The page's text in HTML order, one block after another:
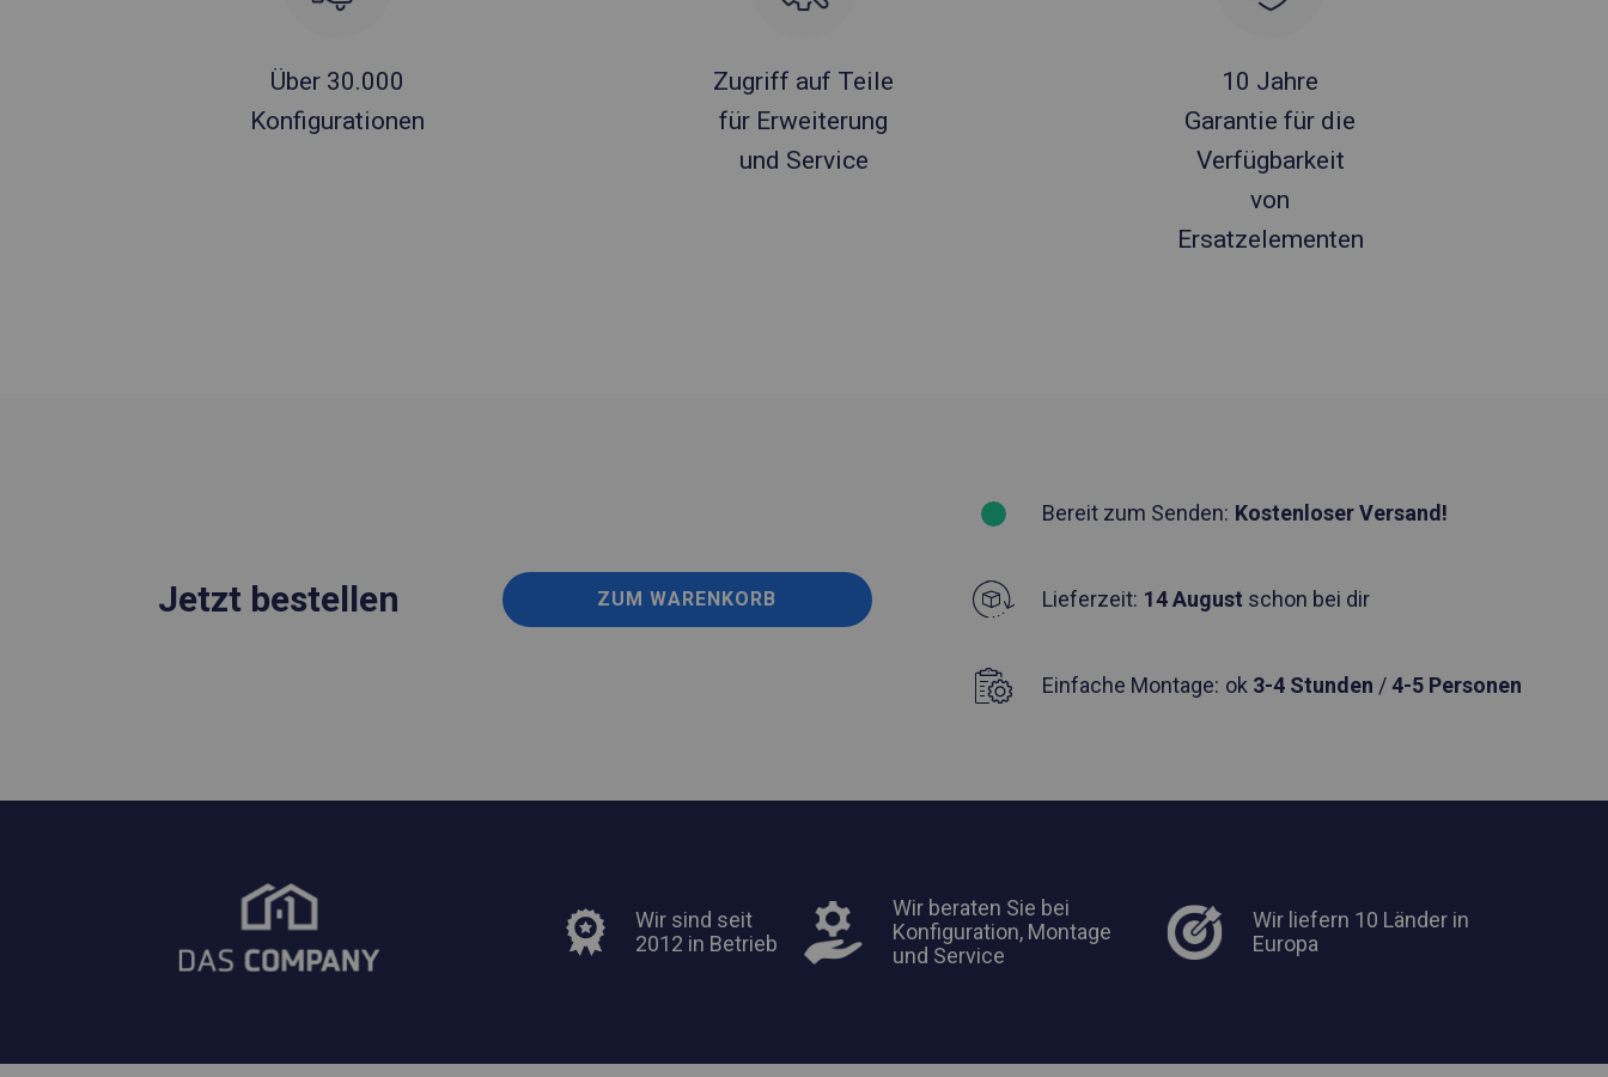
Über 30.000
Konfigurationen
Zugriff auf Teile
für Erweiterung
und Service
10 Jahre
Garantie für die
Verfügbarkeit
von
Ersatzelementen
Jetzt bestellen ZUM WARENKORB
Bereit zum Senden: Kostenloser Versand!
Lieferzeit: 14 August schon bei dir
Einfache Montage: ok 3-4 Stunden /4-5 Personen
Wir sind seit
2012 in Betrieb
Wir beraten Sie bei
Konfiguration, Montage
und Service
Wir liefern 10 Länder in
Europa